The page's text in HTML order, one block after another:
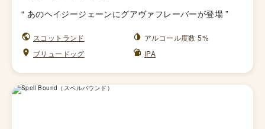
“ あのヘイジージェーンにグアヴァフレーバーが登場 ”
スコットランド
アルコール度数 5%
ブリュードッグ
IPA